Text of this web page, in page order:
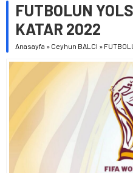
FUTBOLUN
KATAR 2022
Anasayfa » Ceyhun BALCI »